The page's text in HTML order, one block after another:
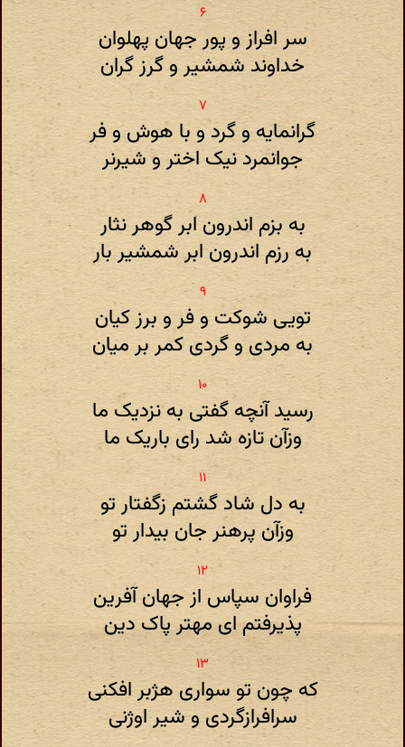
سر افراز و پور جهان پهلوان
خداوند شمشیر و گرز گران
گرانمایه و گرد و با هوش و فر
جوانمرد نیک اختر و شیرنر
به بزم اندرون ابر گوهر نثار
به رزم اندرون ابر شمشیر بار
تویی شوکت و فر و برز کیان
به مردی و گردی کمر بر میان
رسید آنچه گفتی به نزدیک ما
وزآن تازه شد رای باریک ما
به دل شاد گشتم زگفتار تو
وزآن پرهنر جان بیدار تو
فراوان سپاس از جهان آفرین
پذیرفتم ای مهتر پاک دین
که چون تو سواری هژبر افکنی
سرافرازگردی و شیر اوژنی